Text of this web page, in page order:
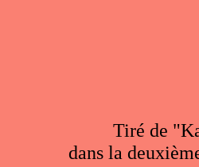
Tiré de
dans la